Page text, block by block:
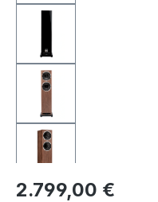
Regulärer Preis:
2.799,00 €